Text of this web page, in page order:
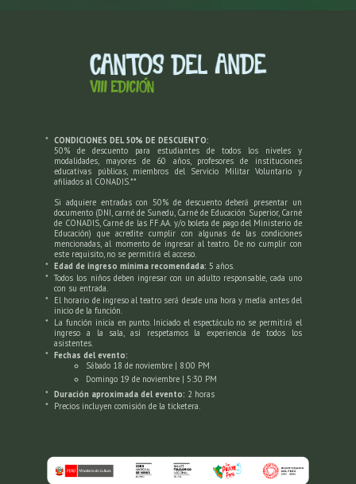
La Benita
Tema 1 - Invitado especial
SEGUNDA PARTE:
Valicha
¿Cómo has hecho?
Alpaquitay
Limoncito verde
Rayuela - Cerrito de Huajsapata
Maicito
Tema 3 - Invitado especial
Tema 4 - Invitado especial
*Tentativo
Reseña del Coro Nacional de Niños del Perú:
El primer elenco coral infantil del país se fundó
diversos géneros y estilos. Su repertorio se
caracteriza por diversificar la oferta cultural,
* CONDICIONES DEL 50% DE DESCUENTO:
50% de descuento para estudiantes de todos los niveles y
modalidades, mayores de 60 años, profesores de instituciones
educativas públicas, miembros del Servicio Militar Voluntario y
afiliados al CONADIS.**
Si adquiere entradas con 50% de descuento deberá presentar un
documento (DNI, carné de Sunedu, Carné de Educación Superior, Carné
de CONADIS, Carné de las FF.AA. y/o boleta de pago del Ministerio de
Educación) que acredite cumplir con algunas de las condiciones
mencionadas, al momento de ingresar al teatro. De no cumplir con
este requisito, no se permitirá el acceso.
* Edad de ingreso mínima recomendada: 5 años.
* Todos los niños deben ingresar con un adulto responsable, cada uno
con su entrada.
* El horario de ingreso al teatro será desde una hora y media antes del
inicio de la función.
* La función inicia en punto. Iniciado el espectáculo no se permitirá el
ingreso a la sala, así respetamos la experiencia de todos los
asistentes.
* Fechas del evento:
Sábado 18 de noviembre | 8:00 PM
Domingo 19 de noviembre | 5:30 PM
* Duración aproximada del evento: 2 horas
* Precios incluyen comisión de la ticketera.